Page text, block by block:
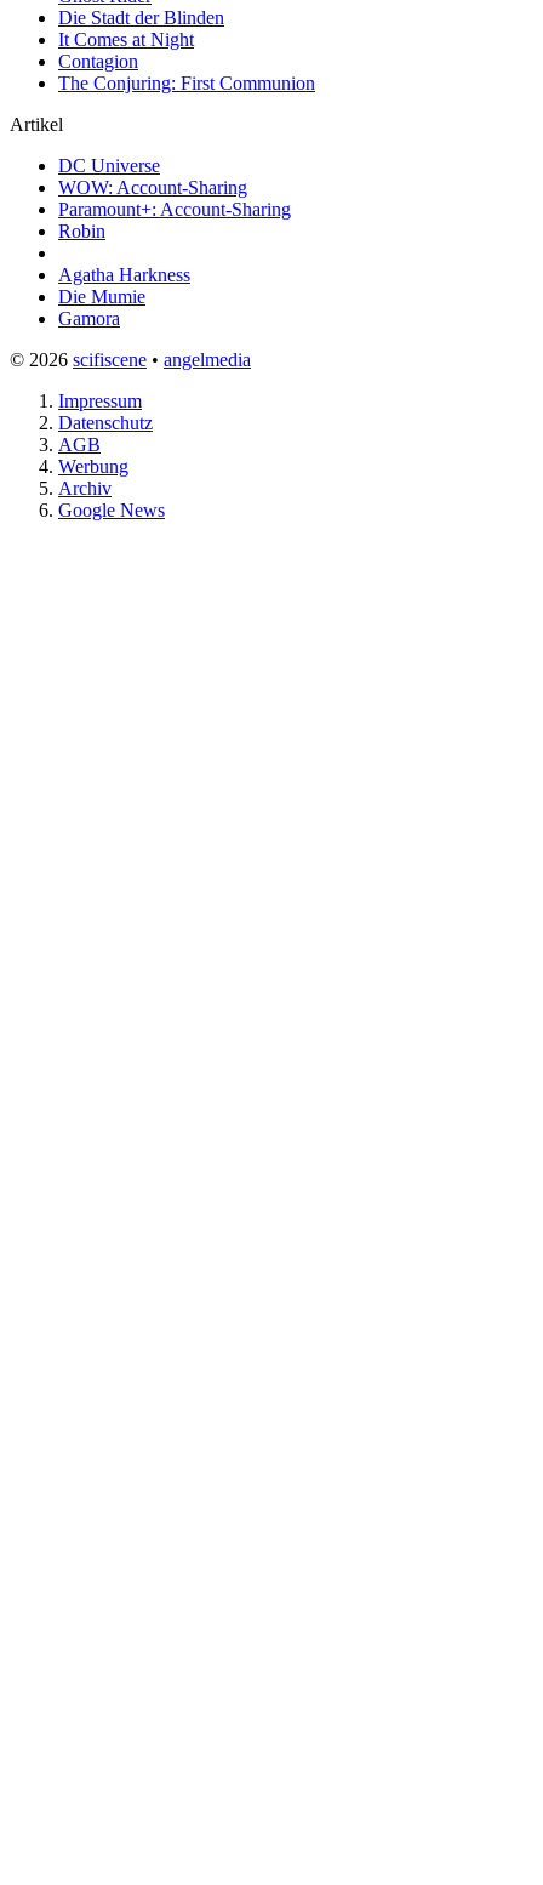
Die Stadt der Blinden
It Comes at Night
Contagion
The Conjuring: First Communion
Artikel
DC Universe
WOW: Account-Sharing
Paramount+: Account-Sharing
Robin
Agatha Harkness
Die Mumie
Gamora
© 2026 scifiscene • angelmedia
Impressum
Datenschutz
AGB
Werbung
Archiv
Google News